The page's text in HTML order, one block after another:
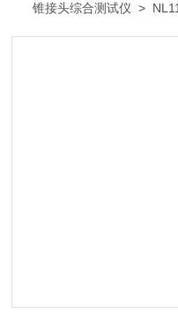
锥接头综合测试仪 >